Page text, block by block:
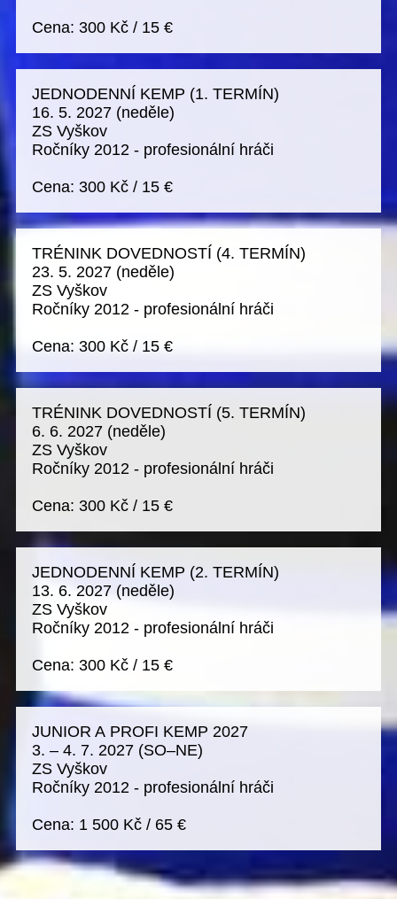
Cena: 300 Kč / 15 €
JEDNODENNÍ KEMP (1. TERMÍN)
16. 5. 2027 (neděle)
ZS Vyškov
Ročníky 2012 - profesionální hráči
Cena: 300 Kč / 15 €
TRÉNINK DOVEDNOSTÍ (4. TERMÍN)
23. 5. 2027 (neděle)
ZS Vyškov
Ročníky 2012 - profesionální hráči
Cena: 300 Kč / 15 €
TRÉNINK DOVEDNOSTÍ (5. TERMÍN)
6. 6. 2027 (neděle)
ZS Vyškov
Ročníky 2012 - profesionální hráči
Cena: 300 Kč / 15 €
JEDNODENNÍ KEMP (2. TERMÍN)
13. 6. 2027 (neděle)
ZS Vyškov
Ročníky 2012 - profesionální hráči
Cena: 300 Kč / 15 €
JUNIOR A PROFI KEMP 2027
3. – 4. 7. 2027 (SO–NE)
ZS Vyškov
Ročníky 2012 - profesionální hráči
Cena: 1 500 Kč / 65 €